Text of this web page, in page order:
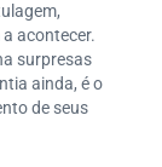
acontecer.
surpresas
ainda, é o
de seus